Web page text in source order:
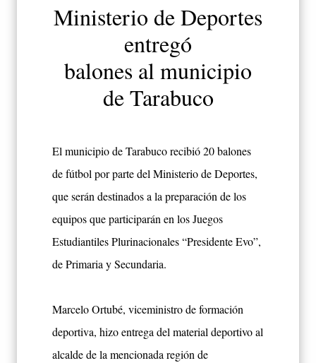
Ministerio de Deportes
entregó
balones al municipio
de Tarabuco
El municipio de Tarabuco recibió 20 balones
de fútbol por parte del Ministerio de Deportes,
que serán destinados a la preparación de los
equipos que participarán en los Juegos
Estudiantiles Plurinacionales “Presidente Evo”,
de Primaria y Secundaria.
Marcelo Ortubé, viceministro de formación
deportiva, hizo entrega del material deportivo al
alcalde de la mencionada región de